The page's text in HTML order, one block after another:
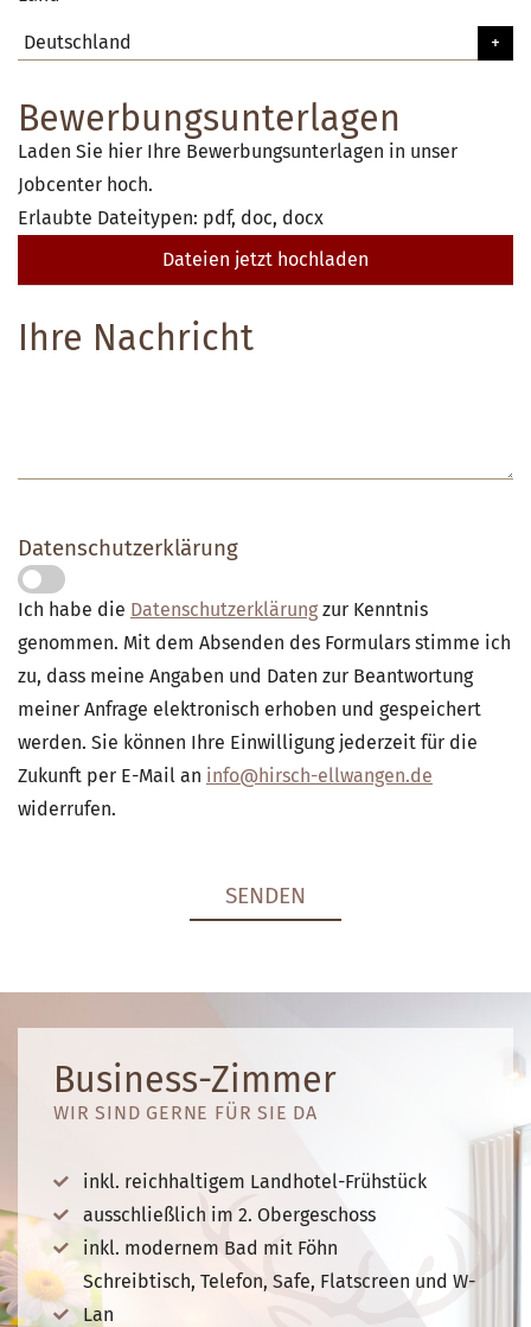
Bewerbungsunterlagen
Laden Sie hier Ihre Bewerbungsunterlagen in unser
Jobcenter hoch.
Erlaubte Dateitypen: pdf, doc, docx
Dateien jetzt hochladen
Ihre Nachricht
Datenschutzerklärung
Ich habe die Datenschutzerklärungzur Kenntnis
genommen. Mit dem Absenden des Formulars stimme ich
zu, dass meine Angaben und Daten zur Beantwortung
meiner Anfrage elektronisch erhoben und gespeichert
werden. Sie können Ihre Einwilligung jederzeit für die
Zukunft per E-Mail an info@hirsch-ellwangen.de
widerrufen.
Business-Zimmer
WIR SIND GERNE FÜR SIE DA
inkl. reichhaltigem Landhotel-Frühstück
ausschließlich im 2. Obergeschoss
inkl. modernem Bad mit Föhn
Schreibtisch, Telefon, Safe, Flatscreen und W-
Lan